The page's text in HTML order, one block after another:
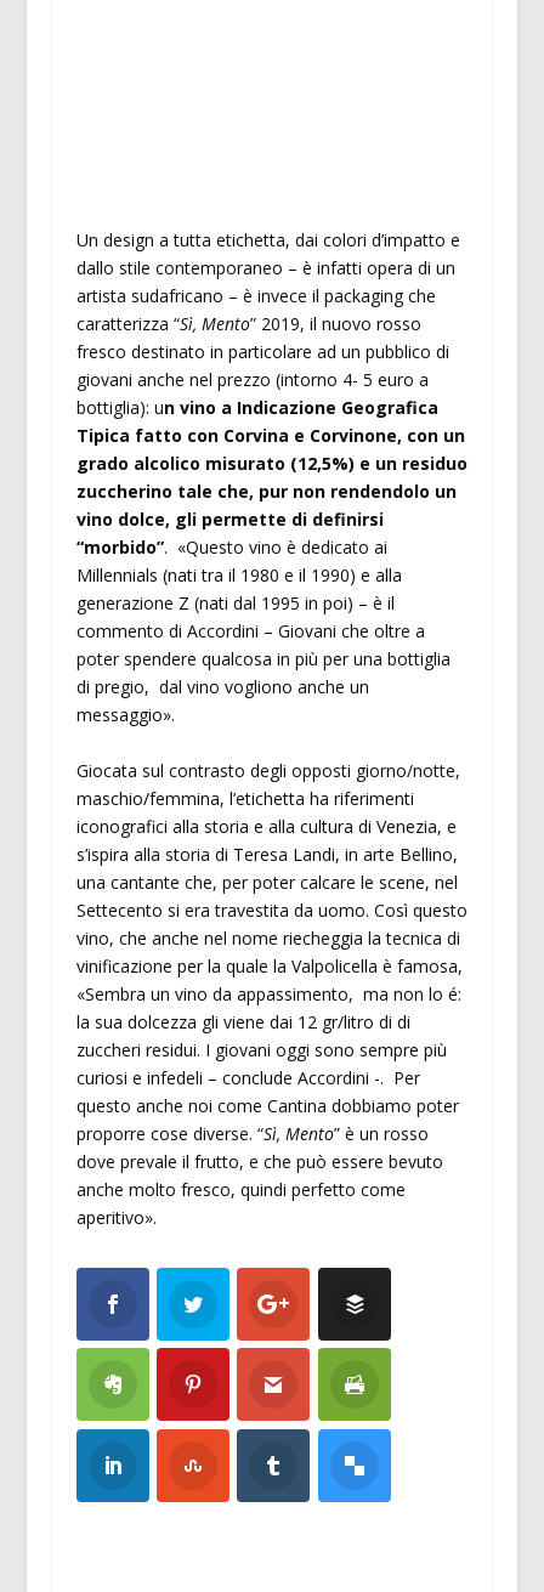
Un design a tutta etichetta, dai colori d’impatto e
dallo stile contemporaneo – è infatti opera di un
artista sudafricano – è invece il packaging che
caratterizza “Sì, Mento” 2019, il nuovo rosso
fresco destinato in particolare ad un pubblico di
giovani anche nel prezzo (intorno 4- 5 euro a
bottiglia): un vino a Indicazione Geografica
Tipica fatto con Corvina e Corvinone, con un
grado alcolico misurato (12,5%) e un residuo
zuccherino tale che, pur non rendendolo un
vino dolce, gli permette di definirsi
“morbido”. «Questo vino è dedicato ai
Millennials (nati tra il 1980 e il 1990) e alla
generazione Z (nati dal 1995 in poi) – è il
commento di Accordini – Giovani che oltre a
poter spendere qualcosa in più per una bottiglia
di pregio, dal vino vogliono anche un
messaggio».
Giocata sul contrasto degli opposti giorno/notte,
maschio/femmina, l’etichetta ha riferimenti
iconografici alla storia e alla cultura di Venezia, e
s’ispira alla storia di Teresa Landi, in arte Bellino,
una cantante che, per poter calcare le scene, nel
Settecento si era travestita da uomo. Così questo
vino, che anche nel nome riecheggia la tecnica di
vinificazione per la quale la Valpolicella è famosa,
«Sembra un vino da appassimento, ma non lo é:
la sua dolcezza gli viene dai 12 gr/litro di di
zuccheri residui. I giovani oggi sono sempre più
curiosi e infedeli – conclude Accordini -. Per
questo anche noi come Cantina dobbiamo poter
proporre cose diverse. “Sì, Mento” è un rosso
dove prevale il frutto, e che può essere bevuto
anche molto fresco, quindi perfetto come
aperitivo».